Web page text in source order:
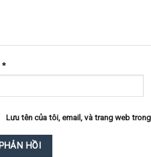
*
Lưu tên của tôi, email, và trang web